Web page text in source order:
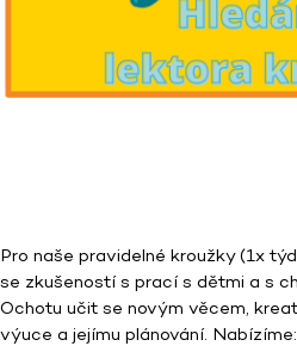
Pro naše pravidelné kroužky (1x
se zkušeností s prací s dětmi a s
Ochotu učit se novým věcem,
výuce a jejímu plánování.